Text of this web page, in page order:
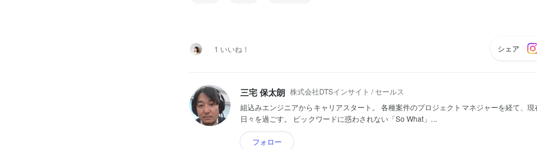
1 いいね！ シェア
三宅 保太朗 株式会社DTSインサイト / セールス
組込みエンジニアからキャリアスタート。 各種案件のプロジェクトマネジャーを経て、
日々を過ごす。 ビックワードに惑わされない「So What」...
フォロー